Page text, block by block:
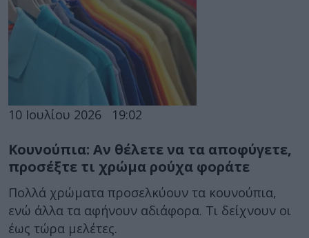
10 Ιουλίου 2026 19:02
Κουνούπια: Αν θέλετε να τα αποφύγετε,
προσέξτε τι χρώμα ρούχα φοράτε
Πολλά χρώματα προσελκύουν τα κουνούπια,
ενώ άλλα τα αφήνουν αδιάφορα. Τι δείχνουν οι
έως τώρα μελέτες.